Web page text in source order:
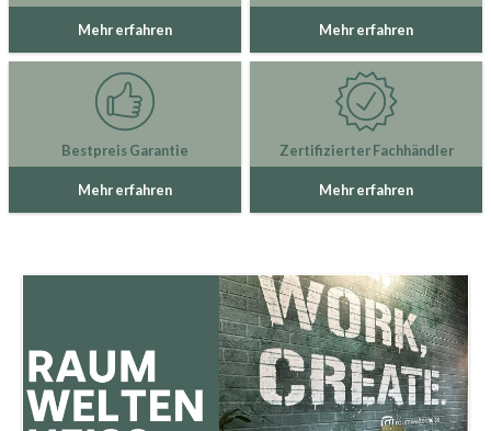
Mehr erfahren Mehr erfahren
Bestpreis Garantie
Mehr erfahren
Zertifizierter Fachhändler
Mehr erfahren